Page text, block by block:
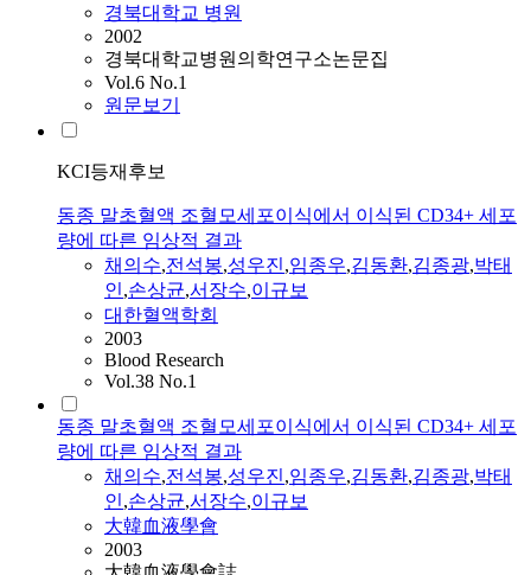
경북대학교 병원
2002
경북대학교병원의학연구소논문집
Vol.6 No.1
원문보기
KCI등재후보
동종 말초혈액 조혈모세포이식에서 이식된 CD34+ 세포
량에 따른 임상적 결과
채의수,전석봉,성우진,임종우,김동환,김종광,박태
인,손상균,서장수,이규보
대한혈액학회
2003
Blood Research
Vol.38 No.1
동종 말초혈액 조혈모세포이식에서 이식된 CD34+ 세포
량에 따른 임상적 결과
채의수,전석봉,성우진,임종우,김동환,김종광,박태
인,손상균,서장수,이규보
大韓血液學會
2003